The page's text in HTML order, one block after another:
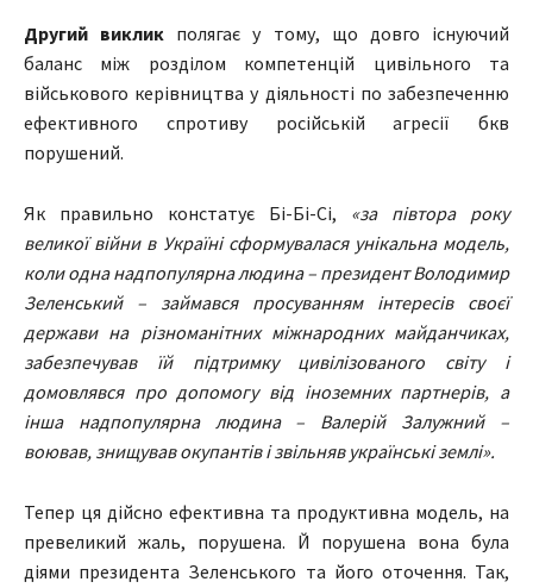
Другий виклик полягає у тому, що довго існуючий
баланс між розділом компетенцій цивільного та
військового керівництва у діяльності по забезпеченню
ефективного спротиву російській агресії бкв
порушений.
Як правильно констатує Бі-Бі-Сі,
«за півтора року
великої війни в Україні сформувалася унікальна модель,
коли одна надпопулярна людина – президент Володимир
Зеленський – займався просуванням інтересів своєї
держави на різноманітних міжнародних майданчиках,
забезпечував їй підтримку цивілізованого світу і
домовлявся про допомогу від іноземних партнерів, а
інша надпопулярна людина – Валерій Залужний –
воював, знищував окупантів і звільняв українські землі».
Тепер ця дійсно ефективна та продуктивна модель, на
превеликий жаль, порушена. Й порушена вона була
діями президента Зеленського та його оточення. Так,